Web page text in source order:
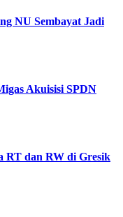
NU Sembayat Jadi
Akuisisi SPDN
RT dan RW di Gresik